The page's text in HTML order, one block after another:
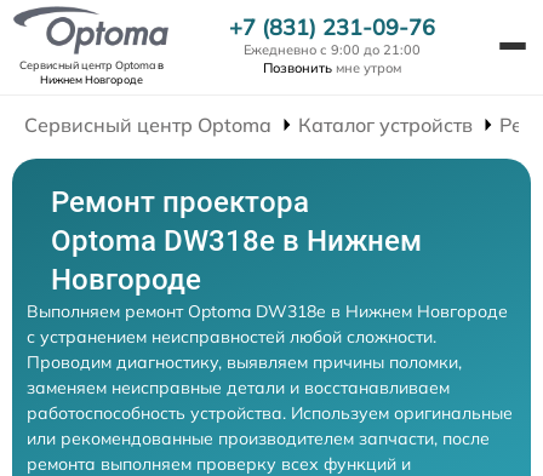
Сервисный центр Optomaв
Нижнем Новгороде
+7 (831) 231-09-76
Ежедневно с 9:00 до 21:00
Позвонить мне утром
Сервисный центр Optoma Каталог устройств
Ремонт проектора
Optoma DW318e в Нижнем
Новгороде
Выполняем ремонт Optoma DW318e в Нижнем Новгороде
с устранением неисправностей любой сложности.
Проводим диагностику, выявляем причины поломки,
заменяем неисправные детали и восстанавливаем
работоспособность устройства. Используем оригинальные
или рекомендованные производителем запчасти, после
ремонта выполняем проверку всех функций и